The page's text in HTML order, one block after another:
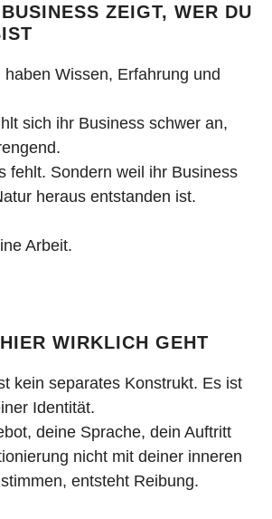
ZEIGT, WER DU
Wissen, Erfahrung und
sich ihr Business schwer an,
fehlt. Sondern weil ihr Business
heraus entstanden ist.
Arbeit.
WIRKLICH GEHT
kein separates Konstrukt. Es ist
Identität.
deine Sprache, dein Auftritt
nicht mit deiner inneren
entsteht Reibung.